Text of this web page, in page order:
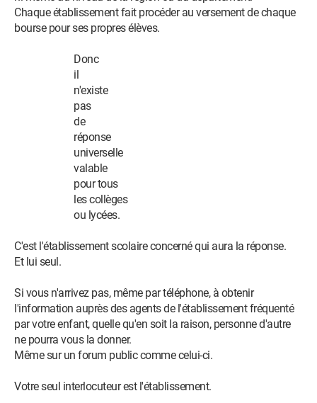
Chaque établissement fait procéder au versement de chaque
bourse pour ses propres élèves.
Donc
il
n'existe
pas
de
réponse
universelle
valable
pour tous
les collèges
ou lycées.
C'est l'établissement scolaire concerné qui aura la réponse.
Et lui seul.
Si vous n'arrivez pas, même par téléphone, à obtenir
l'information auprès des agents de l'établissement fréquenté
par votre enfant, quelle qu'en soit la raison, personne d'autre
ne pourra vous la donner.
Même sur un forum public comme celui-ci.
Votre seul interlocuteur est l'établissement.